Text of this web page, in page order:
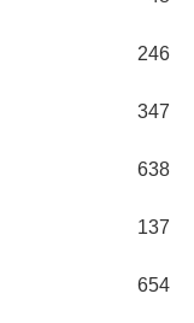
246
347
638
137
654